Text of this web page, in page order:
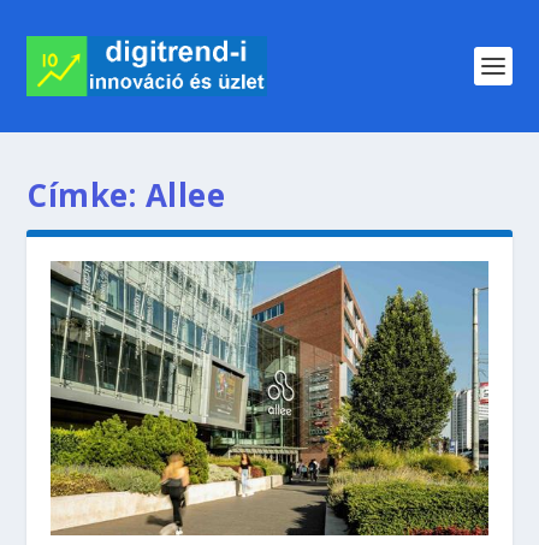
Címke: Allee